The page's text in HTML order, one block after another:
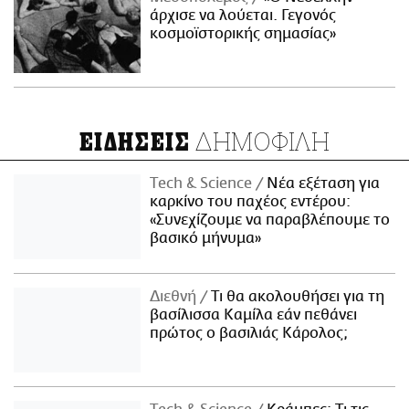
άρχισε να λούεται. Γεγονός
κοσμοϊστορικής σημασίας»
ΕΙΔΗΣΕΙΣ ΔΗΜΟΦΙΛΗ
Τech & Science
Νέα εξέταση για
καρκίνο του παχέος εντέρου:
«Συνεχίζουμε να παραβλέπουμε το
βασικό μήνυμα»
Διεθνή
Τι θα ακολουθήσει για τη
βασίλισσα Καμίλα εάν πεθάνει
πρώτος ο βασιλιάς Κάρολος;